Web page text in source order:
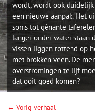
wordt, wordt ook
een nieuwe aanpak. Het
soms tot gênante
langer onder water staan
vissen liggen rottend op
met brokken veen. De
overstromingen te lijf
dat ooit goed komen?
← Vorig verhaal